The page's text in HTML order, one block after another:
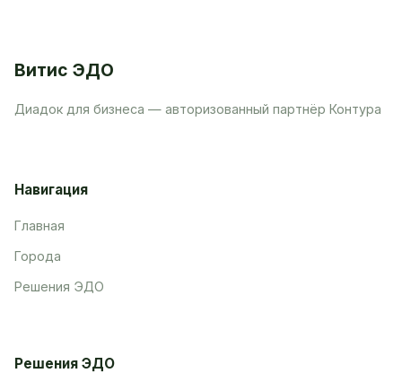
Витис ЭДО
Диадок для бизнеса — авторизованный партнёр Контура
Навигация
Главная
Города
Решения ЭДО
Решения ЭДО